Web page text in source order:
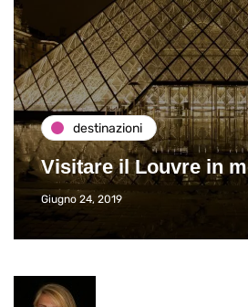
destinazioni
Visitare il Louvre in
Giugno 24, 2019